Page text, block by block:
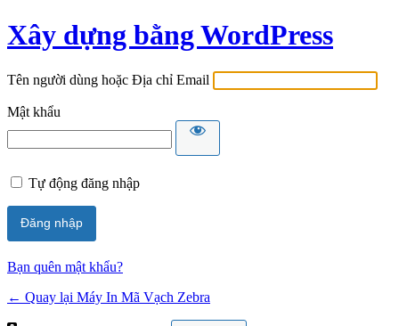
Xây dựng bằng WordPress
Tên người dùng hoặc Địa chỉ Email
Mật khẩu
Tự động đăng nhập
Bạn quên mật khẩu?
← Quay lại Máy In Mã Vạch Zebra